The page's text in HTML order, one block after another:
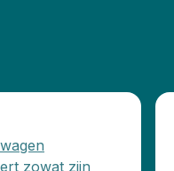
zowat zijn